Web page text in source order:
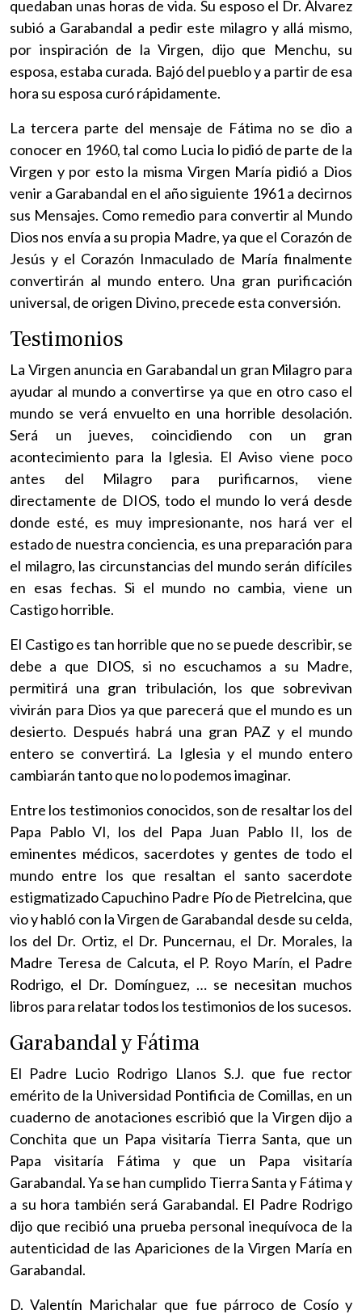
quedaban unas horas de vida. Su esposo el Dr. Álvarez
subió a Garabandal a pedir este milagro y allá mismo,
por inspiración de la Virgen, dijo que Menchu, su
esposa, estaba curada. Bajó del pueblo y a partir de esa
hora su esposa curó rápidamente.
La tercera parte del mensaje de Fátima no se dio a
conocer en 1960, tal como Lucia lo pidió de parte de la
Virgen y por esto la misma Virgen María pidió a Dios
venir a Garabandal en el año siguiente 1961 a decirnos
sus Mensajes. Como remedio para convertir al Mundo
Dios nos envía a su propia Madre, ya que el Corazón de
Jesús y el Corazón Inmaculado de María finalmente
convertirán al mundo entero. Una gran purificación
universal, de origen Divino, precede esta conversión.
Testimonios
La Virgen anuncia en Garabandal un gran Milagro para
ayudar al mundo a convertirse ya que en otro caso el
mundo se verá envuelto en una horrible desolación.
Será un jueves, coincidiendo con un gran
acontecimiento para la Iglesia. El Aviso viene poco
antes del Milagro para purificarnos, viene
directamente de DIOS, todo el mundo lo verá desde
donde esté, es muy impresionante, nos hará ver el
estado de nuestra conciencia, es una preparación para
el milagro, las circunstancias del mundo serán difíciles
en esas fechas. Si el mundo no cambia, viene un
Castigo horrible.
El Castigo es tan horrible que no se puede describir, se
debe a que DIOS, si no escuchamos a su Madre,
permitirá una gran tribulación, los que sobrevivan
vivirán para Dios ya que parecerá que el mundo es un
desierto. Después habrá una gran PAZ y el mundo
entero se convertirá. La Iglesia y el mundo entero
cambiarán tanto que no lo podemos imaginar.
Entre los testimonios conocidos, son de resaltar los del
Papa Pablo VI, los del Papa Juan Pablo II, los de
eminentes médicos, sacerdotes y gentes de todo el
mundo entre los que resaltan el santo sacerdote
estigmatizado Capuchino Padre Pío de Pietrelcina, que
vio y habló con la Virgen de Garabandal desde su celda,
los del Dr. Ortiz, el Dr. Puncernau, el Dr. Morales, la
Madre Teresa de Calcuta, el P. Royo Marín, el Padre
Rodrigo, el Dr. Domínguez, … se necesitan muchos
libros para relatar todos los testimonios de los sucesos.
Garabandal y Fátima
El Padre Lucio Rodrigo Llanos S.J. que fue rector
emérito de la Universidad Pontificia de Comillas, en un
cuaderno de anotaciones escribió que la Virgen dijo a
Conchita que un Papa visitaría Tierra Santa, que un
Papa visitaría Fátima y que un Papa visitaría
Garabandal. Ya se han cumplido Tierra Santa y Fátima y
a su hora también será Garabandal. El Padre Rodrigo
dijo que recibió una prueba personal inequívoca de la
autenticidad de las Apariciones de la Virgen María en
Garabandal.
D. Valentín Marichalar que fue párroco de Cosío y